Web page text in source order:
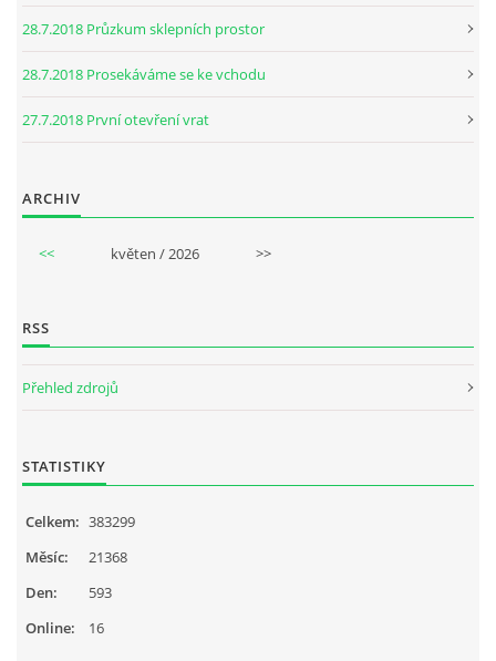
28.7.2018 Průzkum sklepních prostor
28.7.2018 Prosekáváme se ke vchodu
27.7.2018 První otevření vrat
ARCHIV
<< květen / 2026 >>
RSS
Přehled zdrojů
STATISTIKY
Online: 16
Celkem: 383299
Měsíc:
21368
Den:
593